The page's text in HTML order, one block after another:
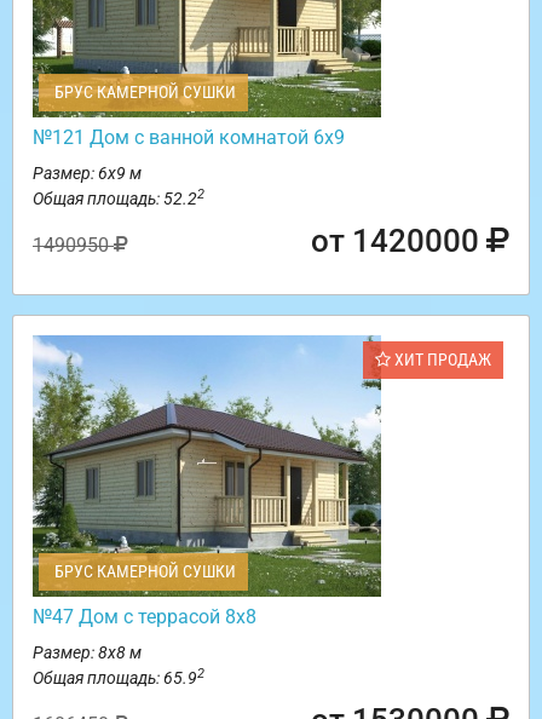
БРУС КАМЕРНОЙ СУШКИ
№121 Дом с ванной комнатой 6х9
Размер: 6х9 м
Общая площадь: 52.22
1490950 от 1420000
ХИТ ПРОДАЖ
БРУС КАМЕРНОЙ СУШКИ
№47 Дом с террасой 8х8
Размер: 8х8 м
Общая площадь: 65.92